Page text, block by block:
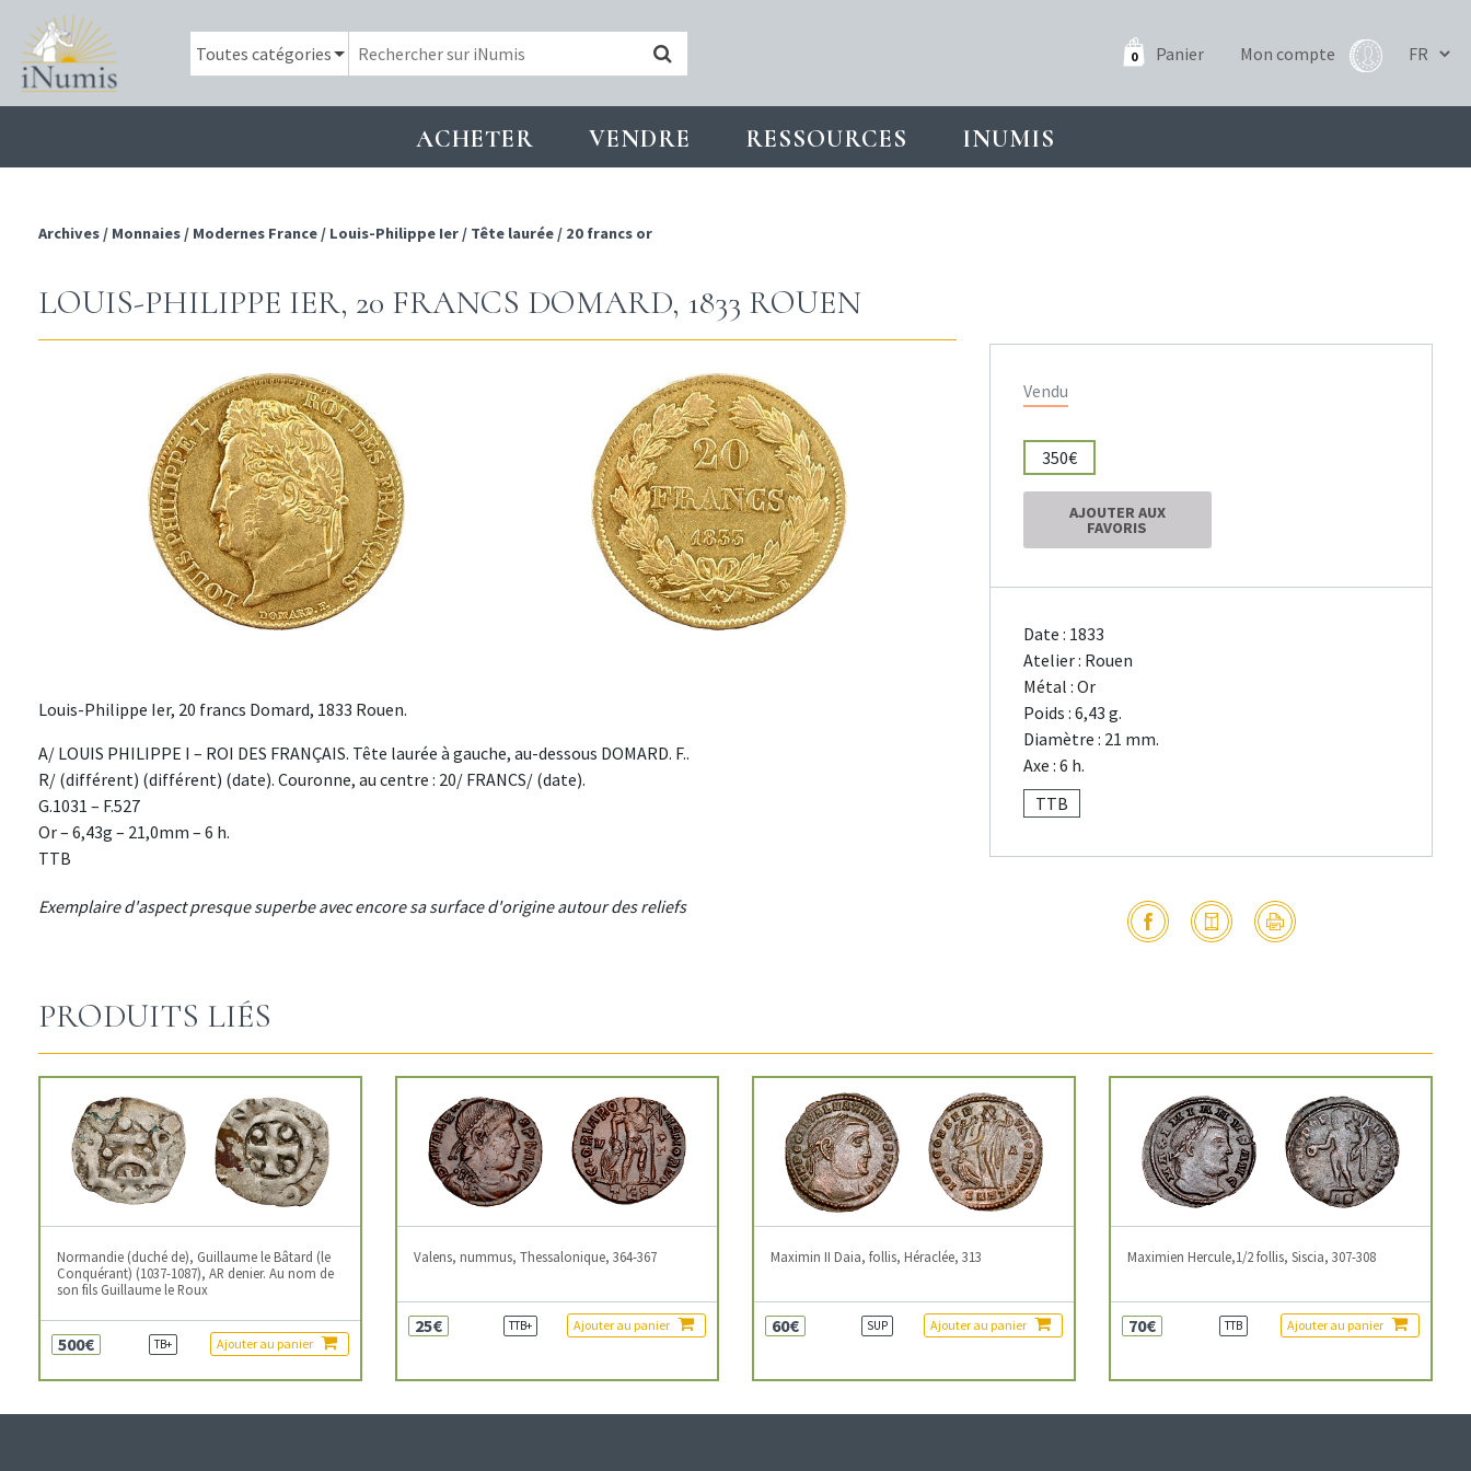
0 Panier Mon compte
ACHETER VENDRE RESSOURCES INUMIS
Archives / Monnaies / Modernes France / Louis-Philippe Ier / Tête laurée / 20 francs or
LOUIS-PHILIPPE IER, 20 FRANCS DOMARD, 1833 ROUEN
Louis-Philippe Ier, 20 francs Domard, 1833 Rouen.
A/ LOUIS PHILIPPE I – ROI DES FRANÇAIS. Tête laurée à gauche, au-dessous DOMARD. F..
R/ (différent) (différent) (date). Couronne, au centre : 20/ FRANCS/ (date).
G.1031 – F.527
Or – 6,43g – 21,0mm – 6 h.
TTB
Exemplaire d'aspect presque superbe avec encore sa surface d'origine autour des reliefs
Vendu
350€
AJOUTER AUX
FAVORIS
Date : 1833
Atelier : Rouen
Métal : Or
Poids : 6,43 g.
Diamètre : 21 mm.
Axe : 6 h.
TTB
PRODUITS LIÉS
Normandie (duché de), Guillaume le Bâtard (le
Conquérant) (1037-1087), AR denier. Au nom de
son fils Guillaume le Roux
500€ TB+ Ajouter au panier
Valens, nummus, Thessalonique, 364-367
25€ TTB+ Ajouter au panier
Maximin II Daia, follis, Héraclée, 313
60€ SUP Ajouter au panier
Maximien Hercule,1/2 follis, Siscia, 307-308
70€ TTB Ajouter au panier